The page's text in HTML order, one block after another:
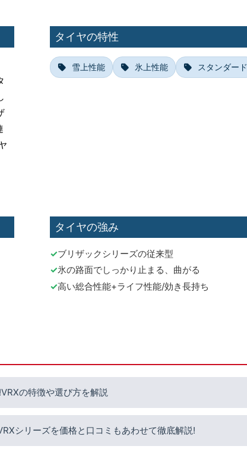
タイヤの特性
雪上性能 氷上性能 スタンダード
タイヤの強み
ブリザックシリーズの従来型
氷の路面でしっかり止まる、曲がる
高い総合性能+ライフ性能/効き長持ち
の特徴や選び方を解説
シリーズを価格と口コミもあわせて徹底解説!